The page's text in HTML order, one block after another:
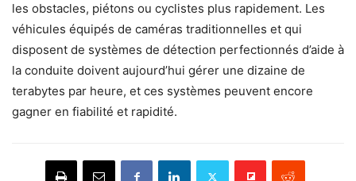
les obstacles, piétons ou cyclistes plus rapidement. Les
véhicules équipés de caméras traditionnelles et qui
disposent de systèmes de détection perfectionnés d’aide à
la conduite doivent aujourd’hui gérer une dizaine de
terabytes par heure, et ces systèmes peuvent encore
gagner en fiabilité et rapidité.